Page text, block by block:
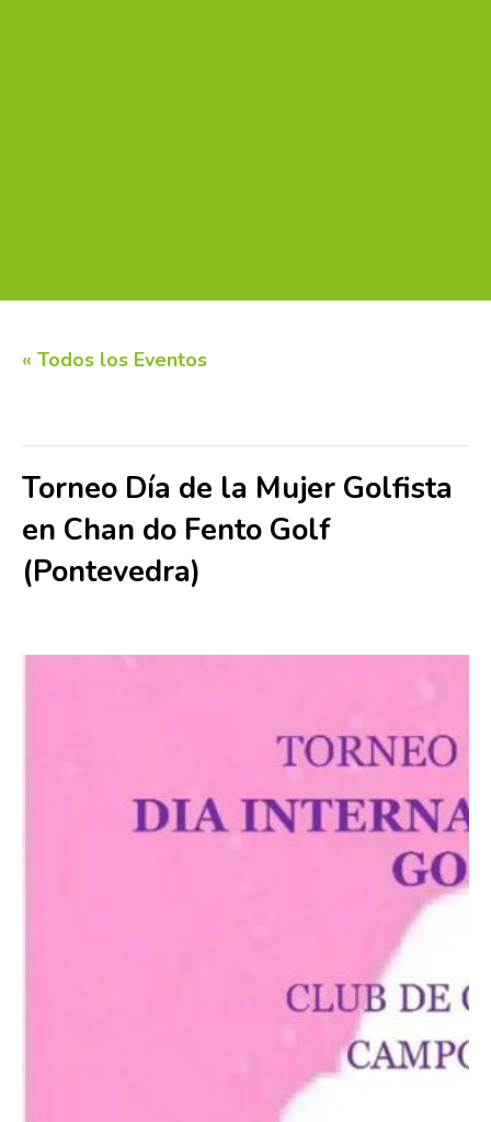
« Todos los Eventos
Torneo Día de la Mujer Golfista
en Chan do Fento Golf
(Pontevedra)